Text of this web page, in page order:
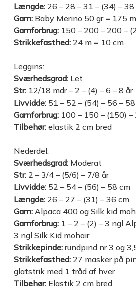
Længde:26 – 28 – 31 – (34) –
Garn:Baby Merino 50 gr = 175
Garnforbrug:150 – 200 – 200 –
Strikkefasthed:24 m = 10 cm
Leggins:
Sværhedsgrad:Let
Str:12/18 mdr – 2 – (4) – 6 – 8 år
Livvidde:51 – 52 – (54) – 56 –
Garnforbrug:100 – 150 – (150) –
Tilbehør:elastik 2 cm bred
Nederdel:
Sværhedsgrad:Moderat
Str:2 – 3/4 – (5/6) – 7/8 år
Livvidde:52 – 54 – (56) – 58 cm
Længde:26 – 27 – (31) – 36 cm
Garn:Alpaca 400 og Silk kid
Garnforbrug:1 – 2 – (2) – 3 ngl
3 ngl Silk Kid mohair
Strikkepinde:rundpind nr 3 og
Strikkefasthed:27 masker på
glatstrik med 1 tråd af hver
Tilbehør:Elastik 2 cm bred